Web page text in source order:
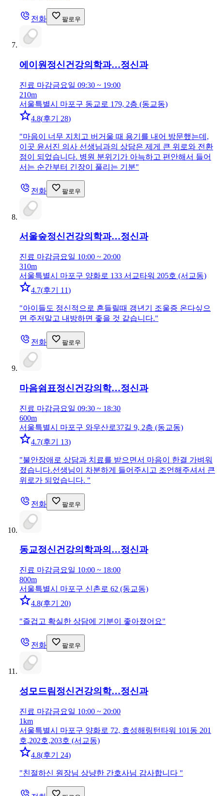
전화 팔로우
에이원정신건강의학과…정신과
진료 마감금요일 09:30 ~ 19:00
210m
서울특별시 마포구 동교로 179, 2층 (동교동)
4.8(후기 28)
"마음이 너무 지치고 버거울 때 용기를 내어 방문했는데,
이곳 윤서진 의사 선생님과의 상담은 제게 큰 위로와 전환
점이 되었습니다. 병원 분위기가 아늑하고 편안해서 들어
서는 순간부터 긴장이 풀리는 기분"
전화 팔로우
서울숲정신건강의학과…정신과
진료 마감금요일 10:00 ~ 20:00
310m
서울특별시 마포구 양화로 133 서교타워 205호 (서교동)
4.7(후기 11)
"아이들도 정신적으로 흔들릴때 갱년기 조울증 온다싶으
면 주저말고 내방하면 좋을 것 같습니다."
전화 팔로우
마음쉼표정신건강의학…정신과
진료 마감금요일 09:30 ~ 18:30
600m
서울특별시 마포구 와우산로37길 9, 2층 (동교동)
4.7(후기 13)
"불안장애로 상담과 치료를 받으면서 마음이 한결 가벼워
졌습니다.선생님이 차분하게 들어주시고 조언해주셔서 큰
위로가 되었습니다. "
전화 팔로우
동교정신건강의학과의…정신과
진료 마감금요일 10:00 ~ 18:00
800m
서울특별시 마포구 신촌로 62 (동교동)
4.8(후기 20)
"즐겁고 확실한 상담에 기분이 좋아졌어요"
전화 팔로우
성모드림정신건강의학…정신과
진료 마감금요일 10:00 ~ 20:00
1km
서울특별시 마포구 양화로 72, 효성해링턴타워 101동 201
호,202호,203호 (서교동)
4.8(후기 24)
"친절하신 원장님 상냥한 간호사님 감사합니다 "